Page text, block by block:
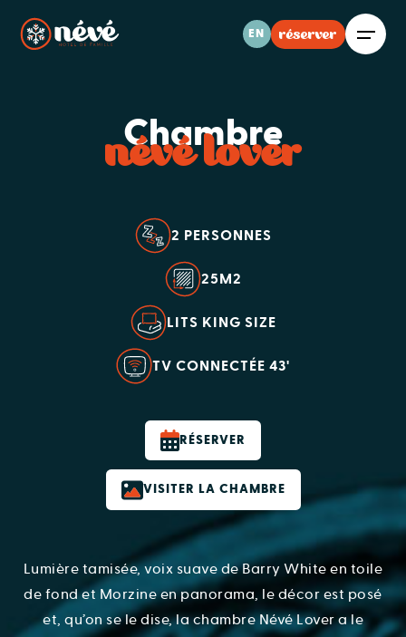
EN réserver
Chambre
névé lover
2 PERSONNES
25M2
LITS KING SIZE
TV CONNECTÉE 43'
RÉSERVER
VISITER LA CHAMBRE
Lumière tamisée, voix suave de Barry White en toile
de fond et Morzine en panorama, le décor est posé
et, qu’on se le dise, la chambre Névé Lover a le